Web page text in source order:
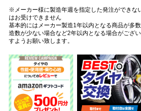
※メーカー様に製造年週を指定した発注ができな
はお受けできません
基本的にはメーカー製造1年以内となる商品が多
造数が少ない場合など2年以内となる場合がござ
すようお願い致します。